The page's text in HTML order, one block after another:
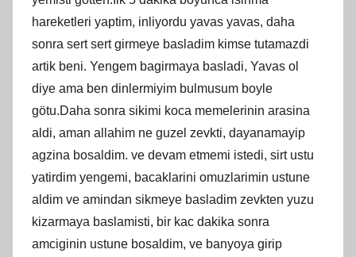
hareketleri yaptim, inliyordu yavas yavas, daha
sonra sert sert girmeye basladim kimse tutamazdi
artik beni. Yengem bagirmaya basladi, Yavas ol
diye ama ben dinlermiyim bulmusum boyle
götu.Daha sonra sikimi koca memelerinin arasina
aldi, aman allahim ne guzel zevkti, dayanamayip
agzina bosaldim. ve devam etmemi istedi, sirt ustu
yatirdim yengemi, bacaklarini omuzlarimin ustune
aldim ve amindan sikmeye basladim zevkten yuzu
kizarmaya baslamisti, bir kac dakika sonra
amciginin ustune bosaldim, ve banyoya girip